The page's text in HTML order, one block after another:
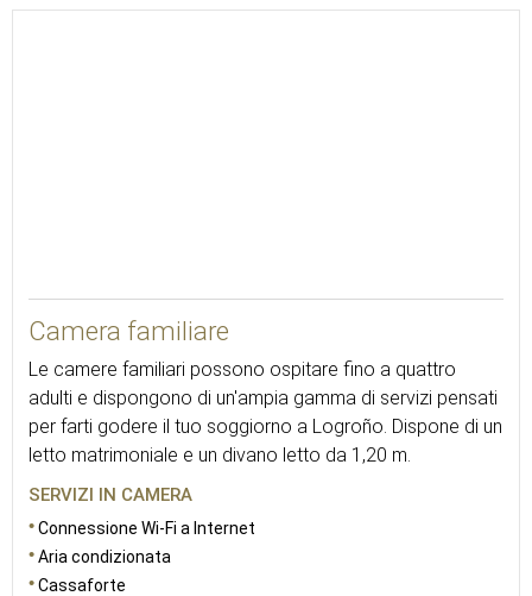
Camera familiare
Le camere familiari possono ospitare fino a quattro
adulti e dispongono di un'ampia gamma di servizi pensati
per farti godere il tuo soggiorno a Logroño. Dispone di un
letto matrimoniale e un divano letto da 1,20 m.
SERVIZI IN CAMERA
Connessione Wi-Fi a Internet
Aria condizionata
Cassaforte